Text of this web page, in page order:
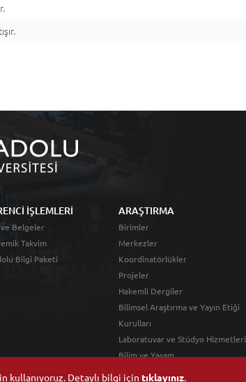
kullanıyoruz. Detaylı bilgi için tıklayınız.
İŞLEMLERİ
Belgeler
Takvim
Bilgi Paketi
ARAŞTIRMA
Birimler
Merkezler
Koordinatörlükler
Projeler
Hakemli Dergiler
Bilimsel Araştırma ve Yayın Etiği
Kurulları
Laboratuvar ve Stüdyo Hizmetleri
Bilim ve Yaşam